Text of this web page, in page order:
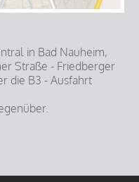
in Bad Nauheim,
Straße - Friedberger
die B3 - Ausfahrt